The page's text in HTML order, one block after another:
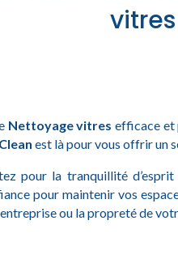
Nettoyage vitres efficace et
est là pour vous offrir un
pour la tranquillité
pour maintenir vos
ou la propreté de